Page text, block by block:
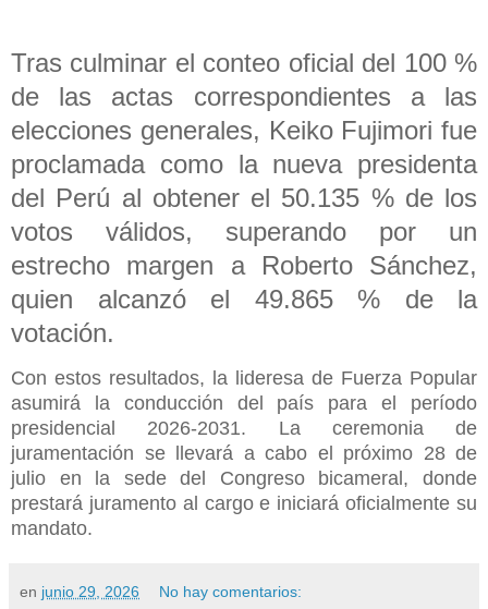
Tras culminar el conteo oficial del 100 %
de las actas correspondientes a las
elecciones generales, Keiko Fujimori fue
proclamada como la nueva presidenta
del Perú al obtener el 50.135 % de los
votos válidos, superando por un
estrecho margen a Roberto Sánchez,
quien alcanzó el 49.865 % de la
votación.
Con estos resultados, la lideresa de Fuerza Popular
asumirá la conducción del país para el período
presidencial 2026-2031. La ceremonia de
juramentación se llevará a cabo el próximo 28 de
julio en la sede del Congreso bicameral, donde
prestará juramento al cargo e iniciará oficialmente su
mandato.
en junio 29, 2026 No hay comentarios: